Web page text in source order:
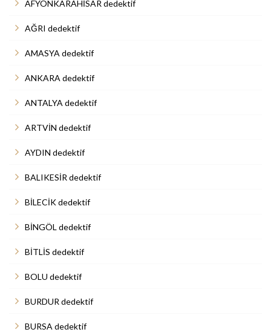
AFYONKARAHİSAR dedektif
AĞRI dedektif
AMASYA dedektif
ANKARA dedektif
ANTALYA dedektif
ARTVİN dedektif
AYDIN dedektif
BALIKESİR dedektif
BİLECİK dedektif
BİNGÖL dedektif
BİTLİS dedektif
BOLU dedektif
BURDUR dedektif
BURSA dedektif